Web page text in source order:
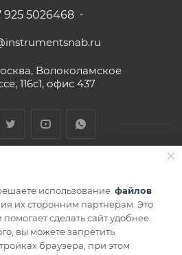
925 5026468
Волоколамское
116с1, офис 437
ПЕРСОНАЛЬНЫХ ДАННЫХ
использование файлов
их сторонним партнерам. Это
сделать сайт удобнее.
вы можете запретить
браузера, при этом